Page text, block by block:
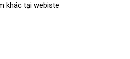
khác tại webiste